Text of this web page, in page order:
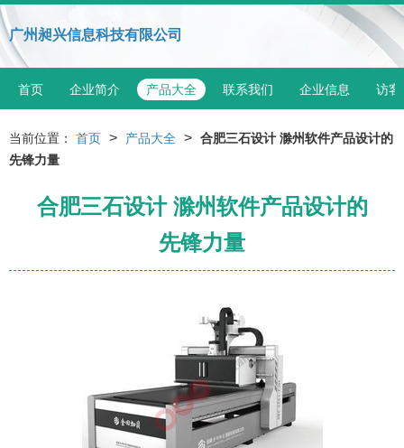
广州昶兴信息科技有限公司
首页 企业简介 产品大全 联系我们 企业信息 访客
当前位置： 首页 > 产品大全 > 合肥三石设计 滁州软件产品设计的
先锋力量
合肥三石设计 滁州软件产品设计的
先锋力量